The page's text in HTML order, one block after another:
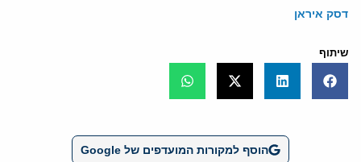
דסק איראן
שיתוף
הוסף למקורות המועדפים של Google